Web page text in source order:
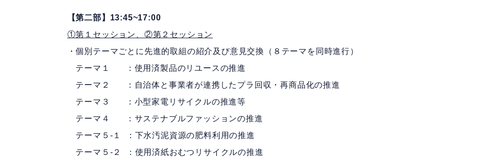
【第二部】13:45~17:00
①第１セッション、②第２セッション
・個別テーマごとに先進的取組の紹介及び意見交換（８テーマを同時進行）
テーマ１ ：使用済製品のリユースの推進
テーマ２ ：自治体と事業者が連携したプラ回収・再商品化の推進
テーマ３ ：小型家電リサイクルの推進等
テーマ４ ：サステナブルファッションの推進
テーマ５-１ ：下水汚泥資源の肥料利用の推進
テーマ５-２ ：使用済紙おむつリサイクルの推進